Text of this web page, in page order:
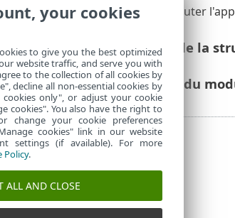
Vous pouvez exécuter
Amélioration de la
Améliorations du
your cookies
to give you the best optimized
website traffic, and serve you with
to the collection of all cookies by
decline all non-essential cookies by
cookies only", or adjust your cookie
cookies". You also have the right to
change your cookie preferences
cookies" link in our website
settings (if available). For more
Policy.
ALL AND CLOSE